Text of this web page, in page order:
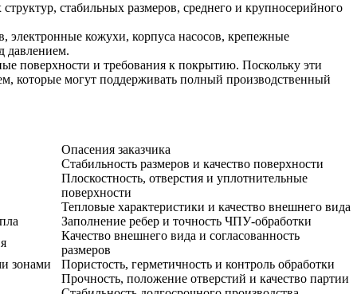
стабильных размеров, среднего и крупносерийного
электронные кожухи, корпуса насосов, крепежные
давлением.
поверхности и требования к покрытию. Поскольку эти
которые могут поддерживать полный производственный
Опасения заказчика
Стабильность размеров и качество поверхности
Плоскостность, отверстия и уплотнительные
поверхности
Тепловые характеристики и качество внешнего вида
Заполнение ребер и точность ЧПУ-обработки
Качество внешнего вида и согласованность
размеров
зонами
Пористость, герметичность и контроль обработки
Прочность, положение отверстий и качество партии